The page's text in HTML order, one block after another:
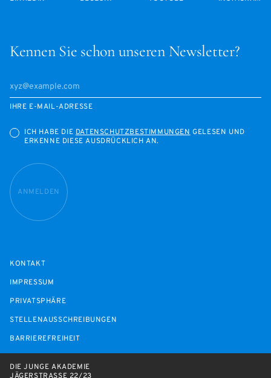
Kennen Sie schon unseren Newsletter?
IHRE E-MAIL-ADRESSE
ICH HABE DIEDATENSCHUTZBESTIMMUNGENGELESEN UND
ERKENNE DIESE AUSDRÜCKLICH AN.
ANMELDEN
KONTAKT
IMPRESSUM
PRIVATSPHÄRE
STELLENAUSSCHREIBUNGEN
BARRIEREFREIHEIT
DIE JUNGE AKADEMIE
JÄGERSTRASSE 22/23